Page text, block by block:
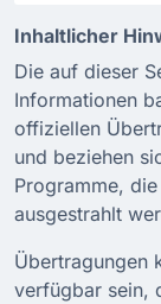
Inhaltlicher
Die auf dieser
Informationen
offiziellen
und beziehen
Programme,
ausgestrahlt
Übertragungen
verfügbar sein,